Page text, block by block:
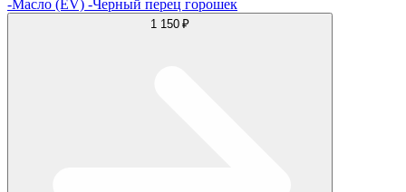
-Масло (EV) -Черный перец горошек
1 150 ₽